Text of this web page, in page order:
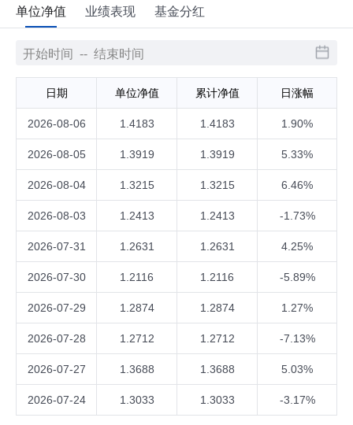
单位净值 业绩表现 基金分红
日期 单位净值 累计净值 日涨幅
2026-08-06 1.4183 1.4183 1.90%
2026-08-05 1.3919 1.3919 5.33%
2026-08-04 1.3215 1.3215 6.46%
2026-08-03 1.2413 1.2413 -1.73%
2026-07-31 1.2631 1.2631 4.25%
2026-07-30 1.2116 1.2116 -5.89%
2026-07-29 1.2874 1.2874 1.27%
2026-07-28 1.2712 1.2712 -7.13%
2026-07-27 1.3688 1.3688 5.03%
2026-07-24 1.3033 1.3033 -3.17%